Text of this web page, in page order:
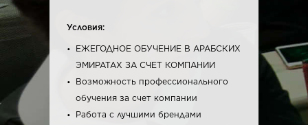
Условия:
ЕЖЕГОДНОЕ ОБУЧЕНИЕ В АРАБСКИХ
ЭМИРАТАХ ЗА СЧЕТ КОМПАНИИ
Возможность профессионального
обучения за счет компании
Работа с лучшими брендами